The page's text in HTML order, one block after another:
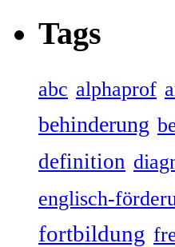
Tags
abc alphaprof
behinderung
definition
englisch-
fortbildung